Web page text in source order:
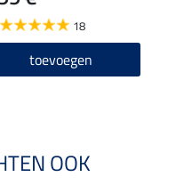
18
toevoegen
OOK